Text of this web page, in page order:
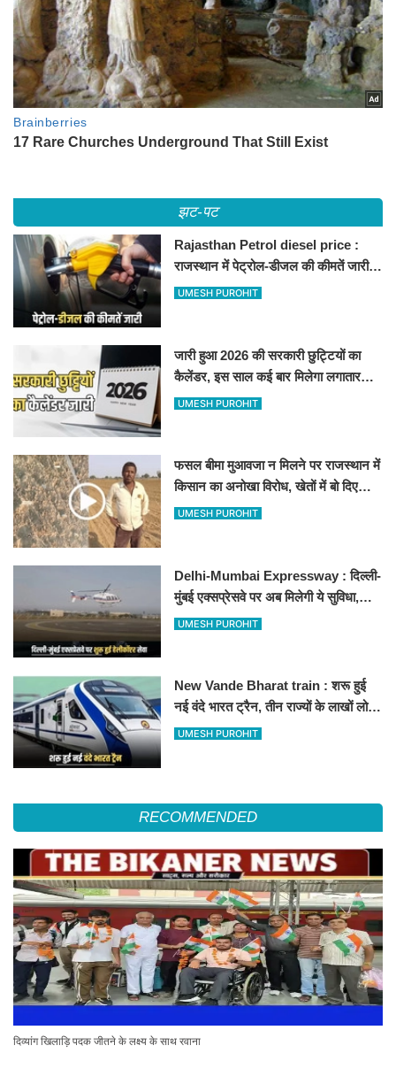
झट-पट
Rajasthan Petrol diesel price :
राजस्थान में पेट्रोल-डीजल की कीमतें जारी,
जानिए बीकानेर समेत पुरे प्रदेश में नए रेट
UMESH PUROHIT
जारी हुआ 2026 की सरकारी छुट्टियों का
कैलेंडर, इस साल कई बार मिलेगा लगातार
अवकाश, देखें
UMESH PUROHIT
फसल बीमा मुआवजा न मिलने पर राजस्थान में
किसान का अनोखा विरोध, खेतों में बो दिए
500-500 रुपए के नोट, वीडियो वायरल
UMESH PUROHIT
Delhi-Mumbai Expressway : दिल्ली-
मुंबई एक्सप्रेसवे पर अब मिलेगी ये सुविधा,
हेलीकॉप्टर सर्विस से तुरंत घायल पहुंचेगा
UMESH PUROHIT
New Vande Bharat train : शरू हुई
नई वंदे भारत ट्रैन, तीन राज्यों के लाखों लोगों
का सफर होगा आसान, देखें पूरा रूटमैप
UMESH PUROHIT
RECOMMENDED
दिव्यांग खिलाड़ि पदक जीतने के लक्ष्य के साथ रवाना